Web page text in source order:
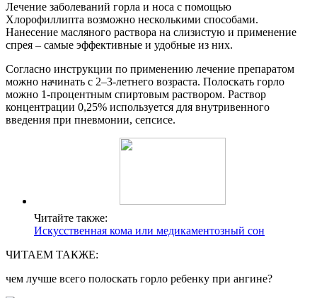
Лечение заболеваний горла и носа с помощью
Хлорофиллипта возможно несколькими способами.
Нанесение масляного раствора на слизистую и применение
спрея – самые эффективные и удобные из них.
Согласно инструкции по применению лечение препаратом
можно начинать с 2–3-летнего возраста. Полоскать горло
можно 1-процентным спиртовым раствором. Раствор
концентрации 0,25% используется для внутривенного
введения при пневмонии, сепсисе.
Читайте также:
Искусственная кома или медикаментозный сон
ЧИТАЕМ ТАКЖЕ:
чем лучше всего полоскать горло ребенку при ангине?